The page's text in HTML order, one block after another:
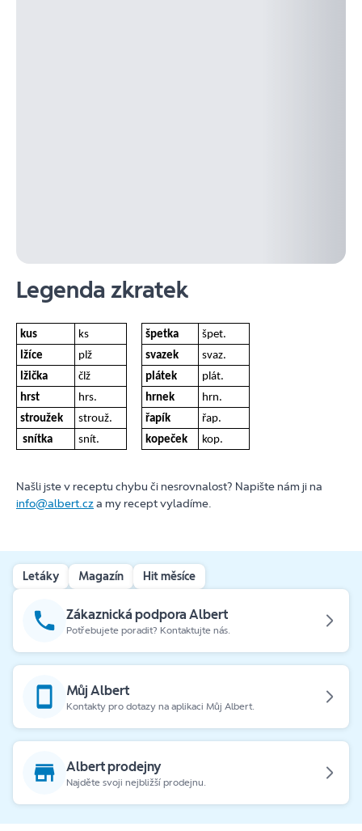
Legenda zkratek
kus ks špetka
špet.
lžíce
plž svazek
svaz.
lžička
člž plátek
plát.
hrst
hrs. hrnek
hrn.
stroužek
strouž. řapík
řap.
snítka
snít. kopeček kop.
Našli jste v receptu chybu či nesrovnalost? Napište nám ji na
info@albert.cza my recept vyladíme.
Letáky Magazín Hit měsíce
Zákaznická podpora Albert
Potřebujete poradit? Kontaktujte nás.
Můj Albert
Kontakty pro dotazy na aplikaci Můj Albert.
Albert prodejny
Najděte svoji nejbližší prodejnu.